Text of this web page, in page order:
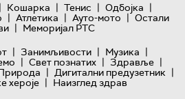
| Кошарка | Тенис | Одбојка |
| Атлетика | Ауто-мото | Остали
| Меморијал РТС
| Занимљивости | Музика |
| Свет познатих | Здравље |
| Дигитални предузетник |
хероје | Наизглед здрав